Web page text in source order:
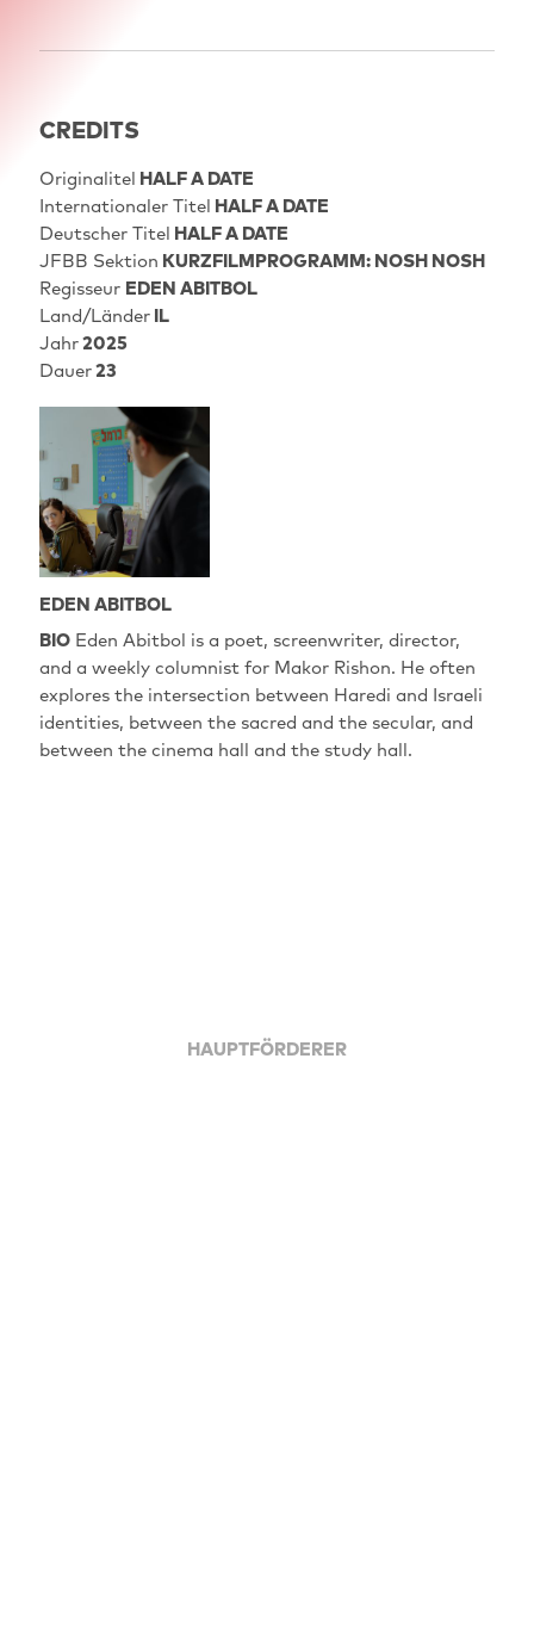
CREDITS
Originalitel HALF A DATE
Internationaler Titel HALF A DATE
Deutscher Titel HALF A DATE
JFBB Sektion KURZFILMPROGRAMM: NOSH NOSH
Regisseur EDEN ABITBOL
Land/LänderIL
Jahr2025
Dauer23
EDEN ABITBOL
BIOEden Abitbol is a poet, screenwriter, director,
and a weekly columnist for Makor Rishon. He often
explores the intersection between Haredi and Israeli
identities, between the sacred and the secular, and
between the cinema hall and the study hall.
HAUPTFÖRDERER